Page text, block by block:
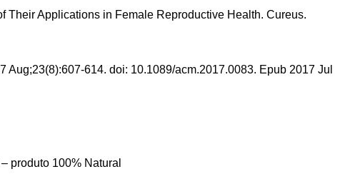
Their Applications in Female Reproductive Health. Cureus.
614. doi: 10.1089/acm.2017.0083. Epub 2017 Jul
produto 100% Natural